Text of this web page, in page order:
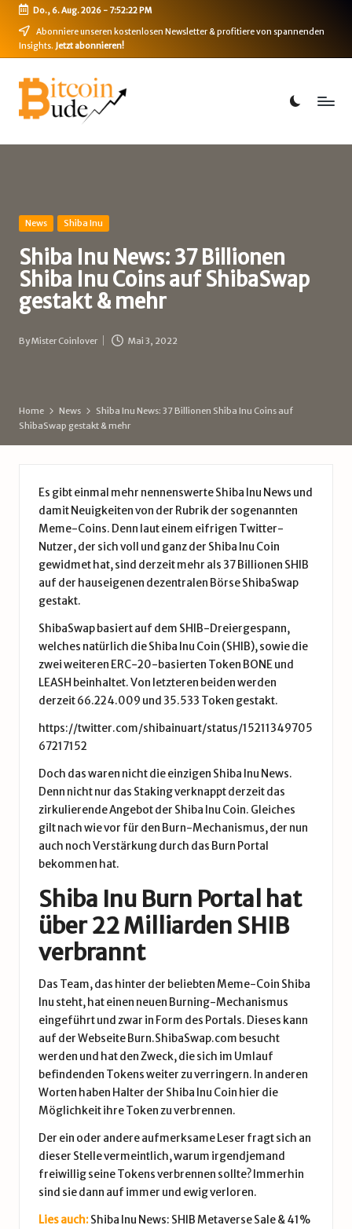
Skip
Do., 6. Aug. 2026- 7:52:22 PM
Abonniere unseren kostenlosen Newsletter & profitiere von spannenden
Insights. Jetzt abonnieren!
B
i
t
i
n
-
B
u
Bitcoin,
Ethereum,
DeFi
Posted
News Shiba Inu
Shiba Inu News: 37 Billionen
Shiba Inu Coins auf ShibaSwap
gestakt & mehr
Posted
ByMister Coinlover Mai 3, 2022
Home News
Shiba Inu News: 37 Billionen Shiba Inu Coins auf
ShibaSwap gestakt & mehr
Es gibt einmal mehr nennenswerteShiba Inu News und
damit Neuigkeiten von der Rubrik der sogenannten
Meme-Coins. Denn laut einem eifrigen Twitter-
Nutzer, der sich voll und ganz der Shiba Inu Coin
gewidmet hat, sind derzeit mehr als 37 Billionen SHIB
auf der hauseigenen dezentralen Börse ShibaSwap
gestakt.
ShibaSwap basiert auf dem SHIB-Dreiergespann,
welches natürlich die Shiba Inu Coin (SHIB), sowie die
zwei weiteren ERC-20-basierten Token BONE und
LEASH beinhaltet. Von letzteren beiden werden
derzeit 66.224.009 und 35.533 Token gestakt.
https://twitter.com/shibainuart/status/15211349705
67217152
Doch das waren nicht die einzigen Shiba Inu News.
Denn nicht nur das Staking verknappt derzeit das
zirkulierende Angebot der Shiba Inu Coin. Gleiches
gilt nach wie vor für den Burn-Mechanismus, der nun
auch noch Verstärkung durch das Burn Portal
bekommen hat.
Shiba Inu Burn Portal hat
über 22 Milliarden SHIB
verbrannt
Das Team, das hinter der beliebten Meme-Coin Shiba
Inu steht, hat einen neuen Burning-Mechanismus
eingeführt und zwar in Form des Portals. Dieses kann
auf der Webseite Burn.ShibaSwap.com besucht
werden und hat den Zweck, die sich im Umlauf
befindenden Tokens weiter zu verringern. In anderen
Worten haben Halter der Shiba Inu Coin hier die
Möglichkeit ihre Token zu verbrennen.
Der ein oder andere aufmerksame Leser fragt sich an
dieser Stelle vermeintlich, warum irgendjemand
freiwillig seine Tokens verbrennen sollte? Immerhin
sind sie dann auf immer und ewig verloren.
Lies auch:Shiba Inu News: SHIB Metaverse Sale & 41%